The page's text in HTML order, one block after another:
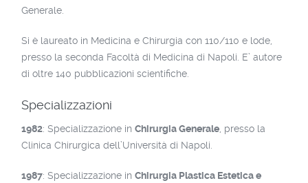
Generale.
Si è laureato in Medicina e Chirurgia con 110/110 e lode,
presso la seconda Facoltà di Medicina di Napoli. E’ autore
di oltre 140 pubblicazioni scientifiche.
Specializzazioni
1982: Specializzazione in Chirurgia Generale, presso la
Clinica Chirurgica dell’Università di Napoli.
1987: Specializzazione in Chirurgia Plastica Estetica e